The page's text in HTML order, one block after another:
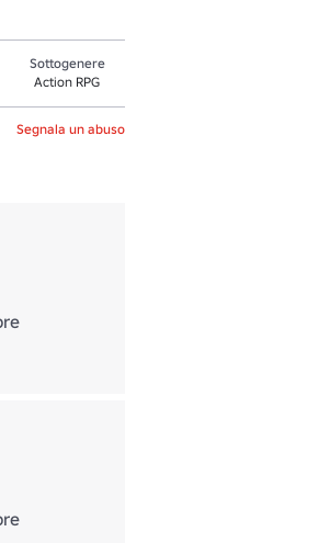
Sottogenere
Action RPG
Segnala un abuso